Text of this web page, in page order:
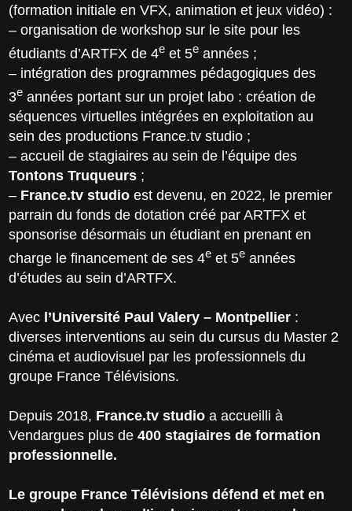
(formation initiale en VFX, animation et jeux vidéo) :
– organisation de workshop sur le site pour les
étudiants d’ARTFX de 4e et 5e années ;
– intégration des programmes pédagogiques des
3e années portant sur un projet labo : création de
séquences virtuelles intégrées en exploitation au
sein des productions France.tv studio ;
– accueil de stagiaires au sein de l’équipe des
Tontons Truqueurs ;
– France.tv studioest devenu, en 2022, le premier
parrain du fonds de dotation créé par ARTFX et
sponsorise désormais un étudiant en prenant en
charge le financement de ses 4e et 5e années
d’études au sein d’ARTFX.
Avec l’Université Paul Valery – Montpellier :
diverses interventions au sein du cursus du Master 2
cinéma et audiovisuel par les professionnels du
groupe France Télévisions.
Depuis 2018, France.tv studioa accueilli à
Vendargues plus de400 stagiaires de formation
professionnelle.
Le groupe France Télévisions défend et met en